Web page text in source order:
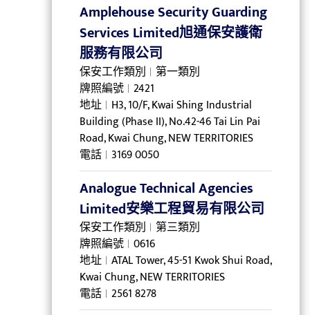
Amplehouse Security Guarding
Services Limited旭通保安護衛
服務有限公司
保安工作類別 第一類別
牌照編號 2421
地址 H3, 10/F, Kwai Shing Industrial
Building (Phase II), No.42-46 Tai Lin Pai
Road, Kwai Chung, NEW TERRITORIES
電話 3169 0050
Analogue Technical Agencies
Limited安樂工程貿易有限公司
保安工作類別 第三類別
牌照編號 0616
地址 ATAL Tower, 45-51 Kwok Shui Road,
Kwai Chung, NEW TERRITORIES
電話 2561 8278